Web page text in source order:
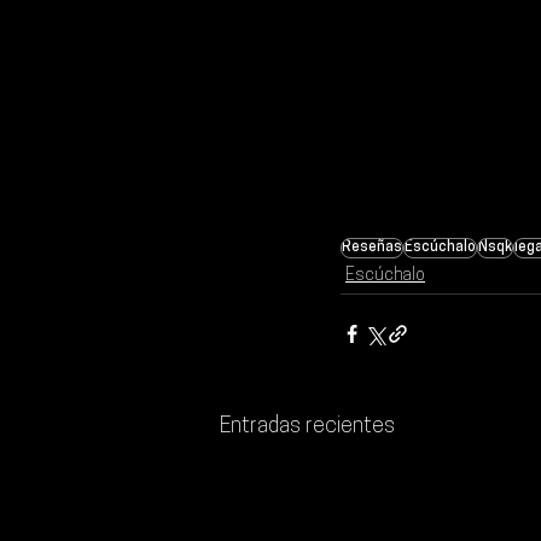
ReseñasEscúchaloNsqk
Escúchalo
Entradas recientes